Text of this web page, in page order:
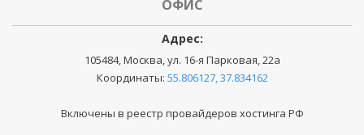
ОФИС
Адрес:
105484, Москва, ул. 16-я Парковая, 22а
Координаты: 55.806127, 37.834162
Включены в реестр провайдеров хостинга РФ